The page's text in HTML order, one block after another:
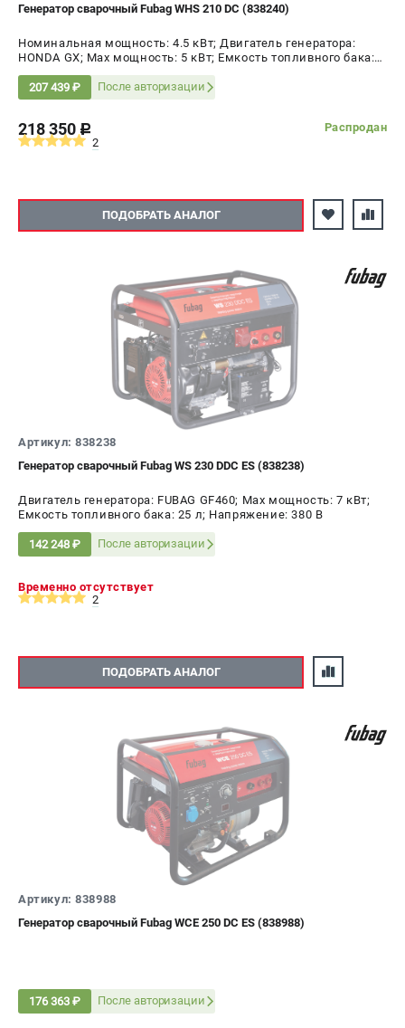
8 (812) 317-60-57
Режим работы колл-центра:
пн-пт - с 9:00 до 18:00
сб - с 10:00 до 16:00
Генератор сварочный Fubag WHS 210 DC (838240)
Номинальная мощность: 4.5 кВт; Двигатель генератора:
HONDA GX; Max мощность: 5 кВт; Емкость топливного бака:
207 439 ₽
После авторизации
218 350 c
Распродан
2
ПОДОБРАТЬ АНАЛОГ
Артикул: 838238
Генератор сварочный Fubag WS 230 DDC ES (838238)
Двигатель генератора: FUBAG GF460; Max мощность: 7 кВт;
Емкость топливного бака: 25 л; Напряжение: 380 В
142 248 ₽ После авторизации
Временно отсутствует
2
ПОДОБРАТЬ АНАЛОГ
Артикул: 838988
Генератор сварочный Fubag WCE 250 DC ES (838988)
176 363 ₽ После авторизации